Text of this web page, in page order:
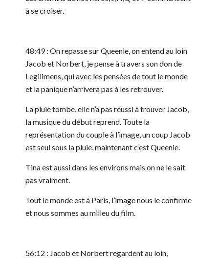
à se croiser.
48:49 : On repasse sur Queenie, on entend au loin
Jacob et Norbert, je pense à travers son don de
Legilimens, qui avec les pensées de tout le monde
et la panique n’arrivera pas à les retrouver.
La pluie tombe, elle n’a pas réussi à trouver Jacob,
la musique du début reprend. Toute la
représentation du couple à l’image, un coup Jacob
est seul sous la pluie, maintenant c’est Queenie.
Tina est aussi dans les environs mais on ne le sait
pas vraiment.
Tout le monde est à Paris, l’image nous le confirme
et nous sommes au milieu du film.
56:12 : Jacob et Norbert regardent au loin,